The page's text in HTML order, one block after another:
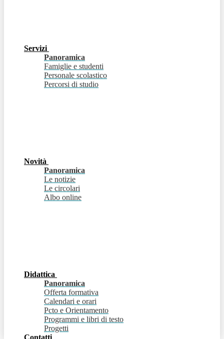
Servizi
Panoramica
Famiglie e studenti
Personale scolastico
Percorsi di studio
Novità
Panoramica
Le notizie
Le circolari
Albo online
Didattica
Panoramica
Offerta formativa
Calendari e orari
Pcto e Orientamento
Programmi e libri di testo
Progetti